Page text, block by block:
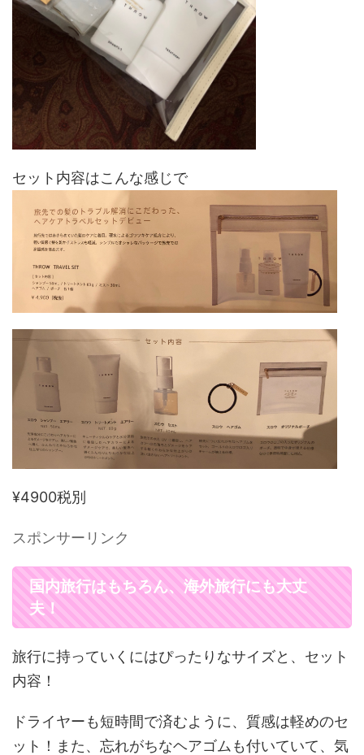
セット内容はこんな感じで
¥4900税別
スポンサーリンク
国内旅行はもちろん、海外旅行にも大丈
夫！
旅行に持っていくにはぴったりなサイズと、セット
内容！
ドライヤーも短時間で済むように、質感は軽めのセ
ット！また、忘れがちなヘアゴムも付いていて、気